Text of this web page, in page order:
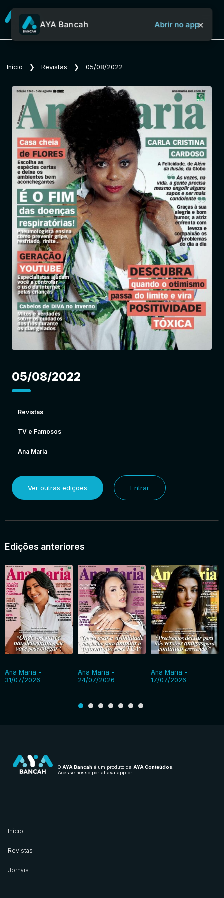
Sobre o Aya Bancah
Início
Revistas
Jornais
Notícias
Entrar
AYA Bancah Abrir no app×
Início ❯ Revistas ❯ 05/08/2022
05/08/2022
Revistas
TV e Famosos
Ana Maria
Ver outras edições Entrar
Edições anteriores
Ana Maria -
31/07/2026
Ana Maria -
24/07/2026
Ana Maria -
17/07/2026
O AYA Bancah é um produto da AYA Conteúdos
Acesse nosso portal aya.app.br
Início
Revistas
Jornais